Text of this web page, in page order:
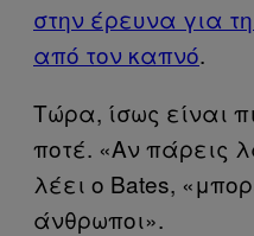
στην έρευνα για
από τον καπνό.
Τώρα, ίσως είναι
ποτέ. «Αν πάρεις
λέει ο Bates,
άνθρωποι».